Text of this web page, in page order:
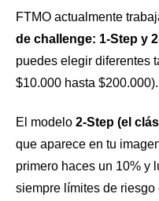
FTMO actualmente
de challenge: 1-Step y
puedes elegir diferentes
$10.000 hasta $200.000).
El modelo 2-Step (el
que aparece en tu
primero haces un 10% y
siempre límites de riesgo